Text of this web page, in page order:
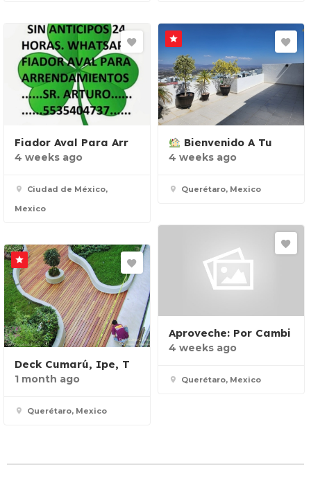
Fiador Aval Para Arr
4 weeks ago
Ciudad de México,
Mexico
Bienvenido A Tu
4 weeks ago
Querétaro, Mexico
Aproveche: Por Cambi
4 weeks ago
Querétaro, Mexico
Deck Cumarú, Ipe, T
1 month ago
Querétaro, Mexico